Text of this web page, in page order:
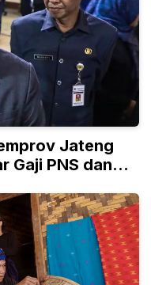
Jateng
Gaji PNS dan